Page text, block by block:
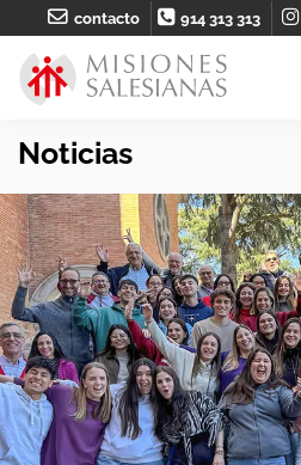
contacto 914 313 313
Noticias